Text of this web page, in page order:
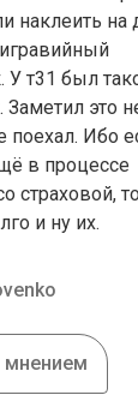
наклеить на
У т31 был
это
поехал. Ибо
в процессе
страховой,
и ну их.
мнением